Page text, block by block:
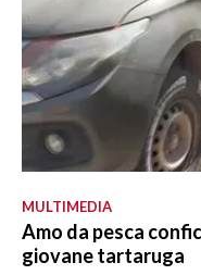
MULTIMEDIA
Amo da pesca
giovane tartaruga